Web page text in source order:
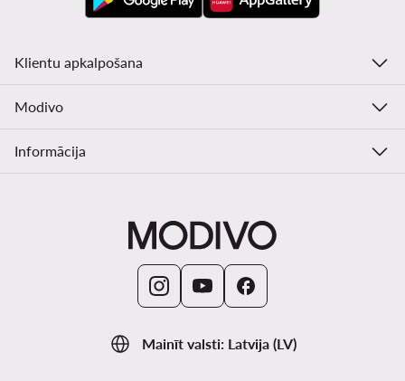
Mainīt valsti: Latvija (LV)
Klientu apkalpošana
Modivo
Informācija